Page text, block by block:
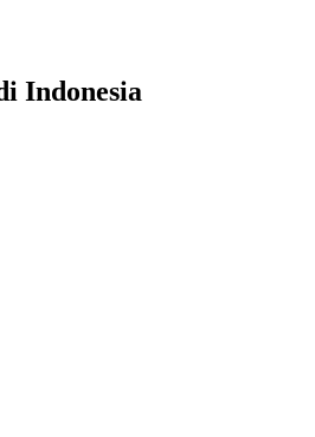
Indonesia